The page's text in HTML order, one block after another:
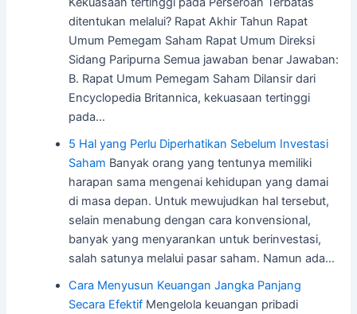
ditentukan melalui? Rapat Akhir Tahun Rapat
Umum Pemegam Saham Rapat Umum Direksi
Sidang Paripurna Semua jawaban benar Jawaban:
B. Rapat Umum Pemegam Saham Dilansir dari
Encyclopedia Britannica, kekuasaan tertinggi
pada…
5 Hal yang Perlu Diperhatikan Sebelum Investasi
Saham Banyak orang yang tentunya memiliki
harapan sama mengenai kehidupan yang damai
di masa depan. Untuk mewujudkan hal tersebut,
selain menabung dengan cara konvensional,
banyak yang menyarankan untuk berinvestasi,
salah satunya melalui pasar saham. Namun ada…
Cara Menyusun Keuangan Jangka Panjang
Secara Efektif Mengelola keuangan pribadi